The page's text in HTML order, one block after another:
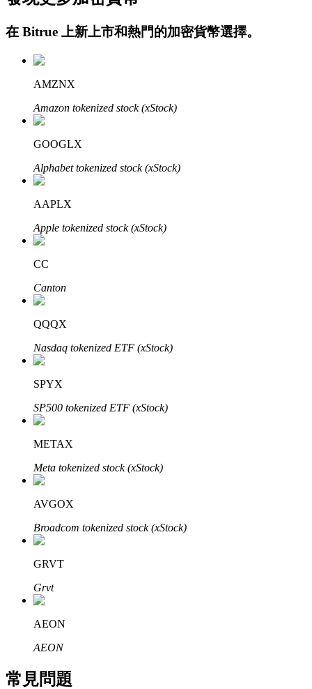
學習理財
了解如何賺取穩定收入
Bitrue AI
合夥人計劃
最高達65%佣金！
在 Bitrue 上新上市和熱門的加密貨幣選擇。
AMZNX
Amazon tokenized stock (xStock)
GOOGLX
Alphabet tokenized stock (xStock)
AAPLX
Apple tokenized stock (xStock)
CC
Canton
QQQX
Nasdaq tokenized ETF (xStock)
SPYX
SP500 tokenized ETF (xStock)
METAX
Meta tokenized stock (xStock)
AVGOX
Broadcom tokenized stock (xStock)
GRVT
Grvt
AEON
AEON
常見問題